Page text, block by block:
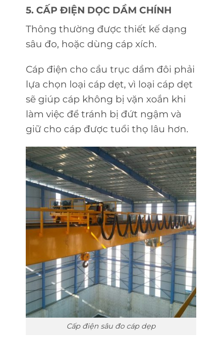
5. CẤP ĐIỆN DỌC DẦM CHÍNH
Thông thường được thiết kế dạng
sâu đo, hoặc dùng cáp xích.
Cáp điện cho cầu trục dầm đôi phải
lựa chọn loại cáp dẹt, vì loại cáp dẹt
sẽ giúp cáp không bị vặn xoắn khi
làm việc để tránh bị đứt ngậm và
giữ cho cáp được tuổi thọ lâu hơn.
Cấp điện sâu đo cáp dẹp